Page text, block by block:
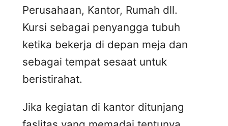
Perusahaan, Kantor, Rumah dll.
Kursi sebagai penyangga tubuh
ketika bekerja di depan meja dan
sebagai tempat sesaat untuk
beristirahat.
Jika kegiatan di kantor ditunjang